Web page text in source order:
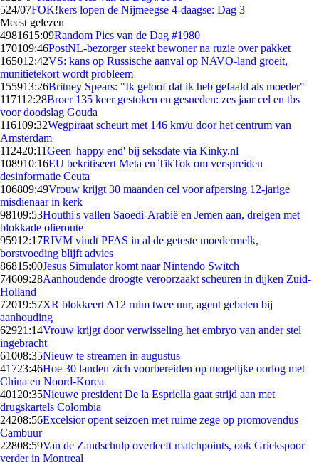
524/07FOK!kers lopen de Nijmeegse 4-daagse: Dag 3
Meest gelezen
4981615:09Random Pics van de Dag #1980
170109:46PostNL-bezorger steekt bewoner na ruzie over pakket
165012:42VS: kans op Russische aanval op NAVO-land groeit,
munitietekort wordt probleem
155913:26Britney Spears: "Ik geloof dat ik heb gefaald als moeder"
117112:28Broer 135 keer gestoken en gesneden: zes jaar cel en tbs
voor doodslag Gouda
116109:32Wegpiraat scheurt met 146 km/u door het centrum van
Amsterdam
112420:11Geen 'happy end' bij seksdate via Kinky.nl
108910:16EU bekritiseert Meta en TikTok om verspreiden
desinformatie Ceuta
106809:49Vrouw krijgt 30 maanden cel voor afpersing 12-jarige
misdienaar in kerk
98109:53Houthi's vallen Saoedi-Arabië en Jemen aan, dreigen met
blokkade olieroute
95912:17RIVM vindt PFAS in al de geteste moedermelk,
borstvoeding blijft advies
86815:00Jesus Simulator komt naar Nintendo Switch
74609:28Aanhoudende droogte veroorzaakt scheuren in dijken Zuid-
Holland
72019:57XR blokkeert A12 ruim twee uur, agent gebeten bij
aanhouding
62921:14Vrouw krijgt door verwisseling het embryo van ander stel
ingebracht
61008:35Nieuw te streamen in augustus
41723:46Hoe 30 landen zich voorbereiden op mogelijke oorlog met
China en Noord-Korea
401 20:35Nieuwe president De la Espriella gaat strijd aan met
drugskartels Colombia
24208:56Excelsior opent seizoen met ruime zege op promovendus
Cambuur
22808:59Van de Zandschulp overleeft matchpoints, ook Griekspoor
verder in Montreal